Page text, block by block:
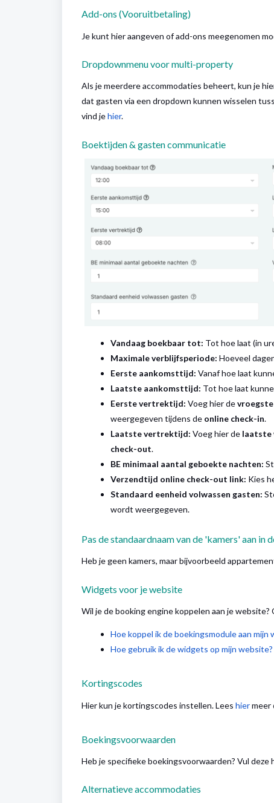
Add-ons (Vooruitbetaling)
Je kunt hier aangeven of add-ons meegenomen
Dropdownmenu voor multi-property
Als je meerdere accommodaties beheert, kun je
dat gasten via een dropdown kunnen wisselen
vind jehier.
Boektijden & gasten communicatie
Vandaag boekbaar tot: Tot hoe laat (in
Maximale verblijfsperiode: Hoeveel
Eerste aankomsttijd: Vanaf hoe laat
Laatste aankomsttijd: Tot hoe laat
Eerste vertrektijd: Voeg hier de
weergegeven tijdens de online check-in.
Laatste vertrektijd: Voeg hier de laatste
check-out.
BE minimaal aantal geboekte nachten:
Verzendtijd online check-out link: Kies
Standaard eenheid volwassen gasten:
wordt weergegeven.
Pas de standaardnaam van de 'kamers' aan in
Heb je geen kamers, maar bijvoorbeeld
Widgets voor je website
Wil je de booking engine koppelen aan je
Hoe koppel ik de boekingsmodule aan mijn
Hoe gebruik ik de widgets op mijn website?
Kortingscodes
Hier kun je kortingscodes instellen. Lees hiermeer
Boekingsvoorwaarden
Heb je specifieke boekingsvoorwaarden? Vul
Alternatieve accommodaties